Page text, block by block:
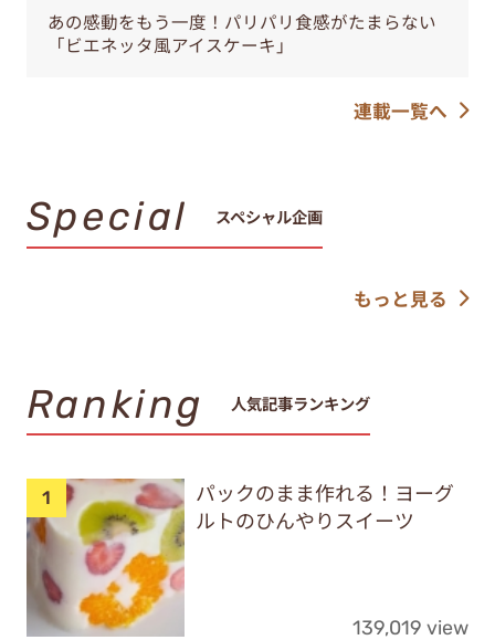
あの感動をもう一度！パリパリ食感がたまらない
「ビエネッタ風アイスケーキ」
連載一覧へ
Special スペシャル企画
もっと見る
Ranking 人気記事ランキング
パックのまま作れる！ヨーグ
ルトのひんやりスイーツ
139,019 view